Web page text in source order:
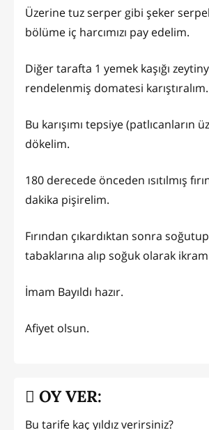
Üzerine tuz serper gibi şeker
bölüme iç harcımızı pay edelim.
Diğer tarafta 1 yemek kaşığı
rendelenmiş domatesi karıştıralım.
Bu karışımı tepsiye (patlıcanların
dökelim.
180 derecede önceden ısıtılmış
dakika pişirelim.
Fırından çıkardıktan sonra
tabaklarına alıp soğuk olarak
İmam Bayıldı hazır.
Afiyet olsun.
OY VER:
Bu tarife kaç yıldız verirsiniz?